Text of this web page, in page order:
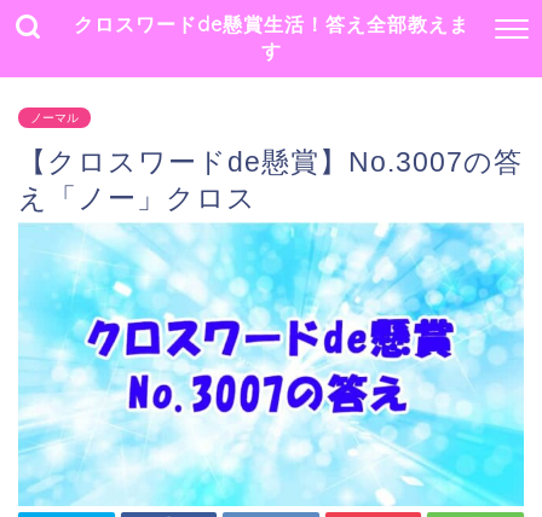
クロスワードde懸賞生活！答え全部教えま
す
ノーマル
【クロスワードde懸賞】No.3007の答
え「ノー」クロス